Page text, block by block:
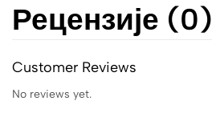
Рецензије (0)
Customer Reviews
No reviews yet.